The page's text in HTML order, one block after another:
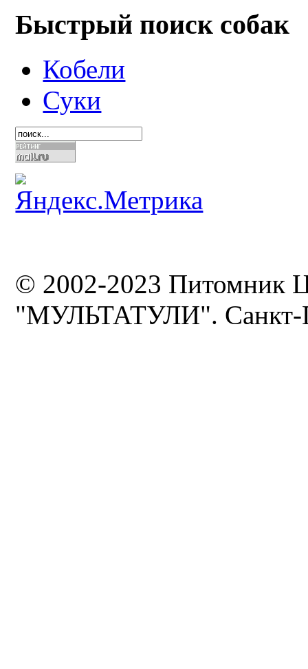
Быстрый поиск собак
Кобели
Суки
© 2002-2023 Питомник
"МУЛЬТАТУЛИ". Санкт-